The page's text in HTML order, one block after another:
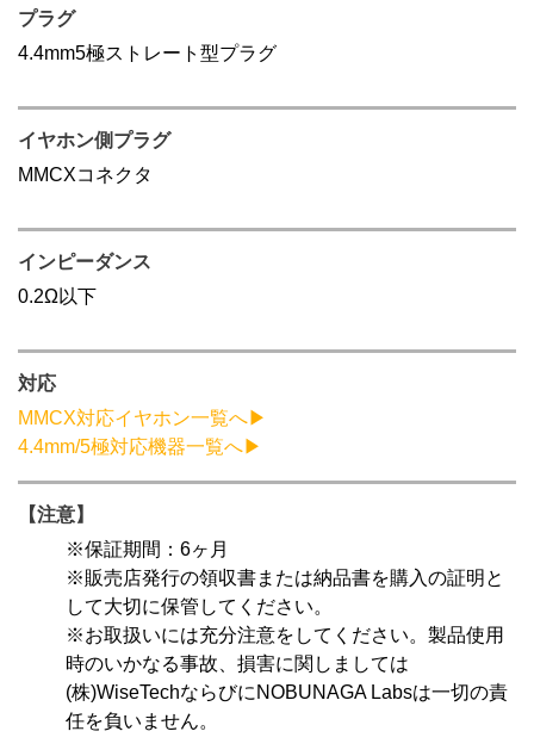
プラグ
4.4mm5極ストレート型プラグ
イヤホン側プラグ
MMCXコネクタ
インピーダンス
0.2Ω以下
対応
MMCX対応イヤホン一覧へ▶
4.4mm/5極対応機器一覧へ▶
【注意】
※保証期間：6ヶ月
※販売店発行の領収書または納品書を購入の証明と
して大切に保管してください。
※お取扱いには充分注意をしてください。製品使用
時のいかなる事故、損害に関しましては
(株)WiseTechならびにNOBUNAGA Labsは一切の責
任を負いません。